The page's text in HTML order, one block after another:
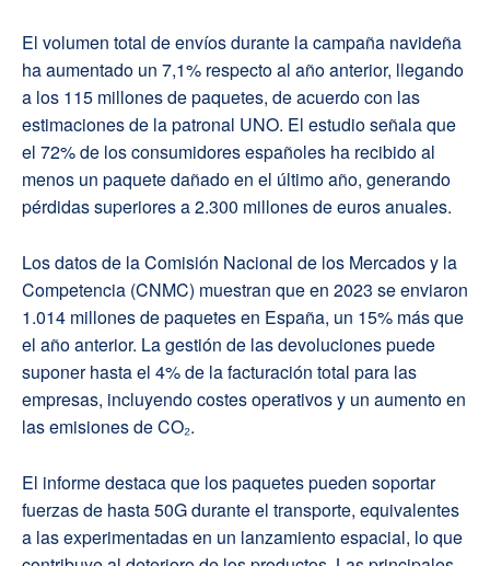
El volumen total de envíos durante la campaña navideña
ha aumentado un 7,1% respecto al año anterior, llegando
a los 115 millones de paquetes, de acuerdo con las
estimaciones de la patronal UNO. El estudio señala que
el 72% de los consumidores españoles ha recibido al
menos un paquete dañado en el último año, generando
pérdidas superiores a 2.300 millones de euros anuales.
Los datos de la Comisión Nacional de los Mercados y la
Competencia (CNMC) muestran que en 2023 se enviaron
1.014 millones de paquetes en España, un 15% más que
el año anterior. La gestión de las devoluciones puede
suponer hasta el 4% de la facturación total para las
empresas, incluyendo costes operativos y un aumento en
las emisiones de CO₂.
El informe destaca que los paquetes pueden soportar
fuerzas de hasta 50G durante el transporte, equivalentes
a las experimentadas en un lanzamiento espacial, lo que